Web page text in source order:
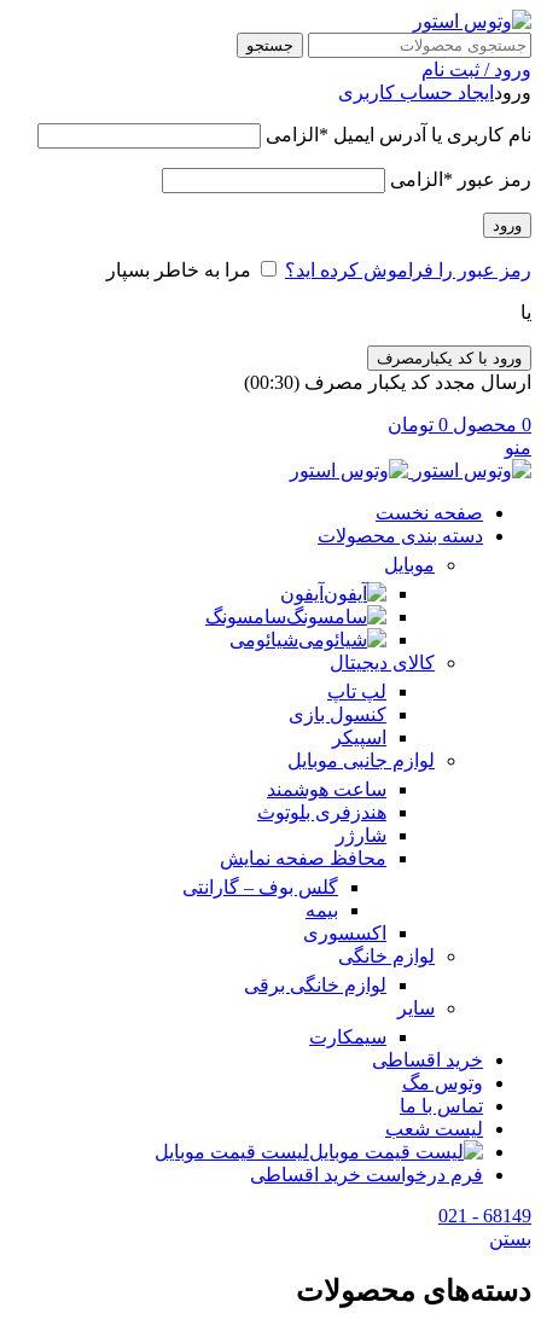
جستجو
ورود / ثبت نام
ورود ایجاد حساب کاربری
نام کاربری یا آدرس ایمیل * الزامی
رمز عبور * الزامی
ورود
رمز عبور را فراموش کرده اید؟ مرا به خاطر بسپار
یا
ورود با کد یکبارمصرف
ارسال مجدد کد یکبار مصرف (00:
30
)
0 محصول 0 تومان
منو
صفحه نخست
دسته بندی محصولات
موبایل
آیفون
سامسونگ
شیائومی
کالای دیجیتال
لپ تاپ
کنسول بازی
اسپیکر
لوازم جانبی موبایل
ساعت هوشمند
هندزفری بلوتوث
شارژر
محافظ صفحه نمایش
گلس بوف – گارانتی
بیمه
اکسسوری
لوازم خانگی
لوازم خانگی برقی
سایر
سیمکارت
خرید اقساطی
وتوس مگ
تماس با ما
لیست شعب
لیست قیمت موبایل
فرم درخواست خرید اقساطی
68149 - 021
بستن
دسته‌های محصولات